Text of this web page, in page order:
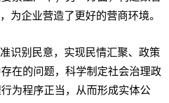
为企业营造了更好的营商环境。
识别民意，实现民情汇聚、政策
在的问题，科学制定社会治理政
为程序正当，从而形成实体公